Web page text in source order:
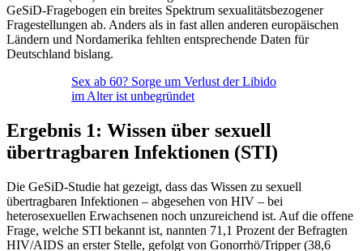
GeSiD-Fragebogen ein breites Spektrum sexualitätsbezogener
Fragestellungen ab. Anders als in fast allen anderen europäischen
Ländern und Nordamerika fehlten entsprechende Daten für
Deutschland bislang.
Sex ab 60? Sorge um Verlust der Libido
im Alter ist unbegründet
Ergebnis 1: Wissen über sexuell
übertragbaren Infektionen (STI)
Die GeSiD-Studie hat gezeigt, dass das Wissen zu sexuell
übertragbaren Infektionen – abgesehen von HIV – bei
heterosexuellen Erwachsenen noch unzureichend ist. Auf die offene
Frage, welche STI bekannt ist, nannten 71,1 Prozent der Befragten
HIV/AIDS an erster Stelle, gefolgt von Gonorrhö/Tripper (38,6